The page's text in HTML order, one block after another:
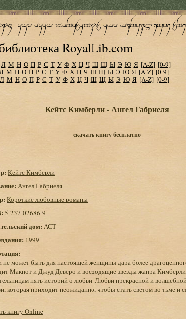
RoyalLib.com
Л М Н О П Р С Т У Ф Х Ц Ч Ш Щ Ы Э Ю Я [A-Z] [0-9]
Л М Н О П Р С Т У Ф Х Ц Ч Ш Щ Ы Э Ю Я [A-Z] [0-9]
Л М Н О П Р С Т У Ф Х Ц Ч Ш Щ Ы Э Ю Я [A-Z] [0-9]
Кейтс Кимберли - Ангел Габриеля
скачать книгу бесплатно
Кейтс Кимберли
Ангел Габриеля
Короткие любовные романы
5-237-02686-9
дом: АСТ
1999
не может быть для настоящей женщины дара более
Макнот и Джуд Деверо и восходящие звезды жанра
пять историй о любви. Любви прекрасной и
которая приходит неожиданно, чтобы стать светом во тьме
книгу Online